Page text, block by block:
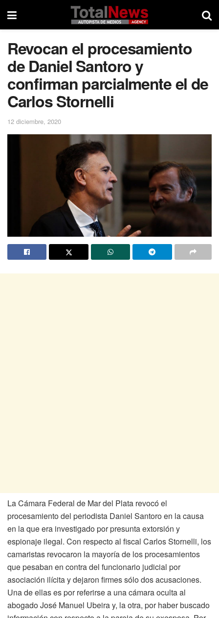
Revocan el procesamiento
de Daniel Santoro y
confirman parcialmente el de
Carlos Stornelli
12 diciembre, 2020
La Cámara Federal de Mar del Plata revocó el
procesamiento del periodista Daniel Santoro en la causa
en la que era investigado por presunta extorsión y
espionaje ilegal. Con respecto al fiscal Carlos Stornelli, los
camaristas revocaron la mayoría de los procesamientos
que pesaban en contra del funcionario judicial por
asociación ilícita y dejaron firmes sólo dos acusaciones.
Una de ellas es por referirse a una cámara oculta al
abogado José Manuel Ubeira y, la otra, por haber buscado